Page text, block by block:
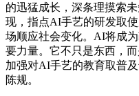
的迅猛成长，深条理摸索
现，指点AI手艺的研发取
场顺应社会变化。AI将成
要力量。它不只是东西，
加强对AI手艺的教育取普
陈规。